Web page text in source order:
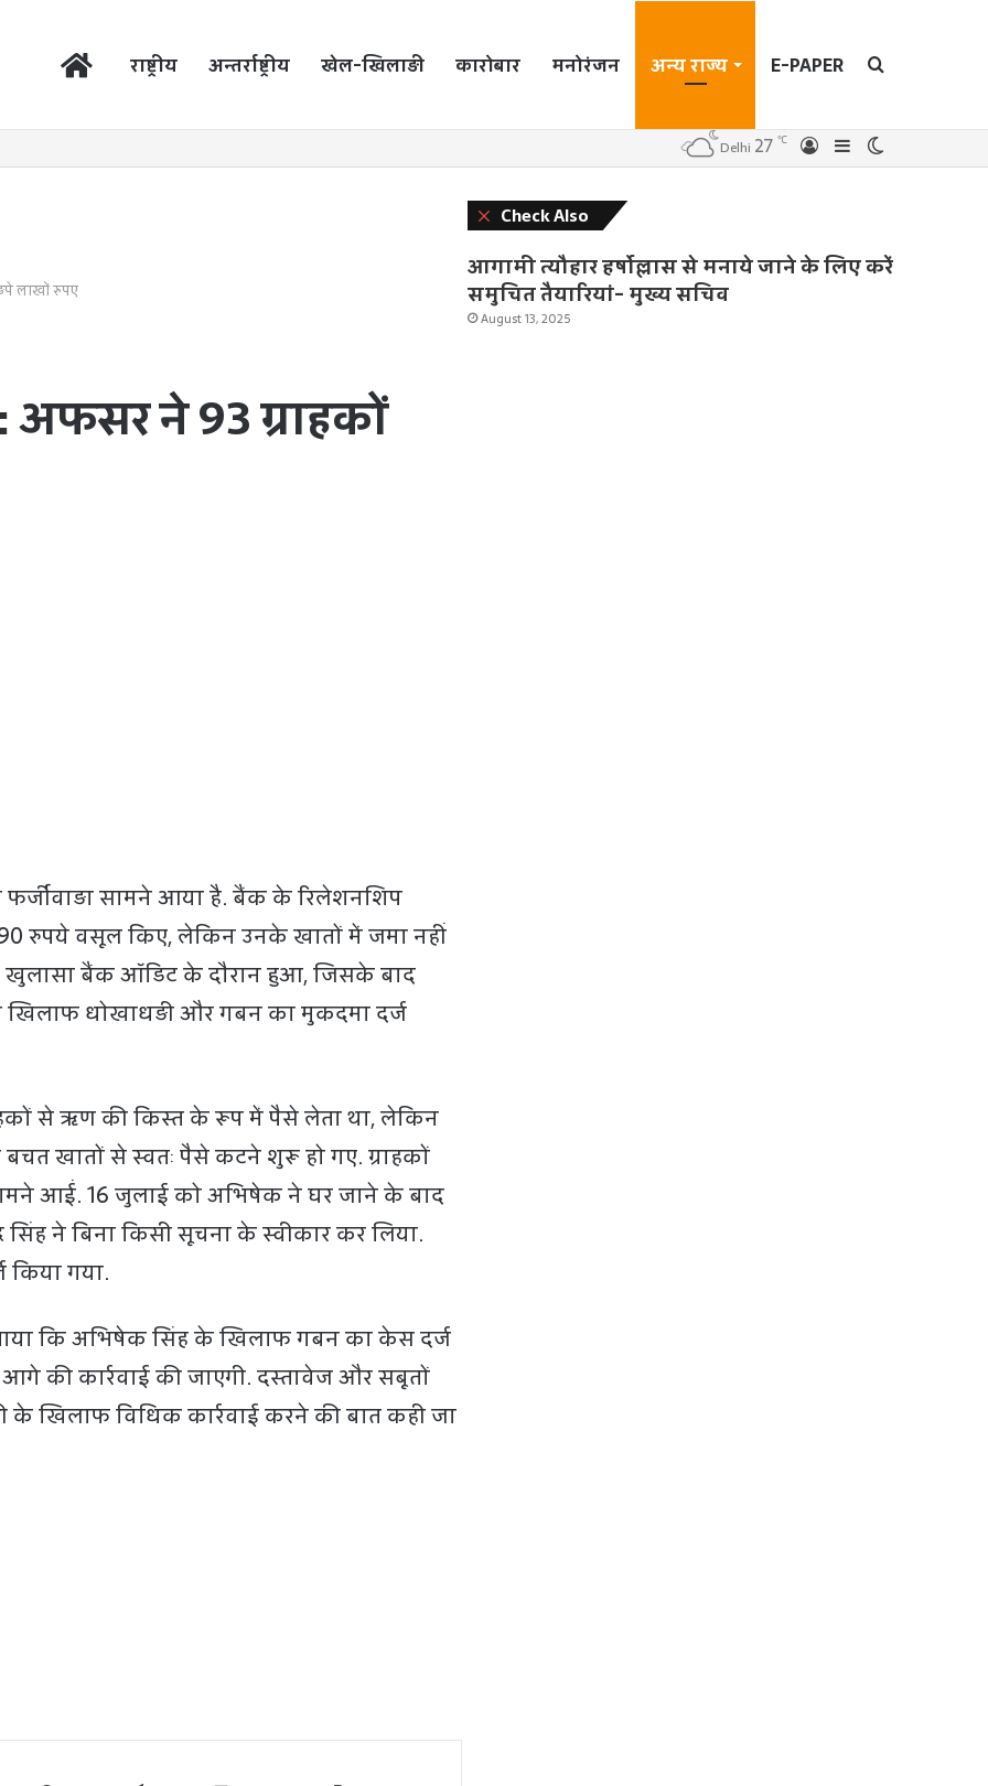
राष्ट्रीय अन्तर्राष्ट्रीय खेल-खिलाड़ी कारोबार मनोरंजन अन्य राज्य E-PAPER Search
Sidebar
Log
Delhi 27 ℃
लाखों रुपए
ने 93 ग्राहकों
सामने आया है. बैंक के रिलेशनशिप
रुपये वसूल किए, लेकिन उनके खातों में जमा नहीं
खुलासा बैंक ऑडिट के दौरान हुआ, जिसके बाद
खिलाफ धोखाधड़ी और गबन का मुकदमा दर्ज
से ऋण की किस्त के रूप में पैसे लेता था, लेकिन
खातों से स्वतः पैसे कटने शुरू हो गए. ग्राहकों
आईं. 16 जुलाई को अभिषेक ने घर जाने के बाद
ने बिना किसी सूचना के स्वीकार कर लिया.
गया.
कि अभिषेक सिंह के खिलाफ गबन का केस दर्ज
की कार्रवाई की जाएगी. दस्तावेज और सबूतों
के खिलाफ विधिक कार्रवाई करने की बात कही जा
Check Also
C
l
o
s
e
आगामी त्यौहार हर्षोल्लास से मनाये जाने के लिए करें
समुचित तैयारियां- मुख्य सचिव
August 13, 2025